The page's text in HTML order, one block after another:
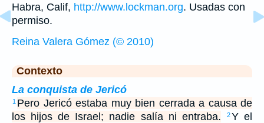
Habra, Calif, http://www.lockman.org. Usadas con
permiso.
Reina Valera Gómez (© 2010)
Contexto
La conquista de Jericó
1 Pero Jericó estaba muy bien cerrada a causa de
los hijos de Israel; nadie salía ni entraba.
2Y el